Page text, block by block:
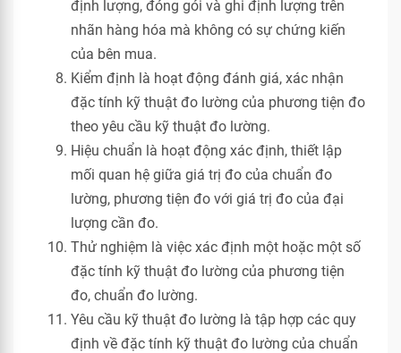
định lượng, đóng gói và ghi định lượng trên
nhãn hàng hóa mà không có sự chứng kiến
của bên mua.
Kiểm định là hoạt động đánh giá, xác nhận
đặc tính kỹ thuật đo lường của phương tiện đo
theo yêu cầu kỹ thuật đo lường.
Hiệu chuẩn là hoạt động xác định, thiết lập
mối quan hệ giữa giá trị đo của chuẩn đo
lường, phương tiện đo với giá trị đo của đại
lượng cần đo.
Thử nghiệm là việc xác định một hoặc một số
đặc tính kỹ thuật đo lường của phương tiện
đo, chuẩn đo lường.
Yêu cầu kỹ thuật đo lường là tập hợp các quy
định về đặc tính kỹ thuật đo lường của chuẩn